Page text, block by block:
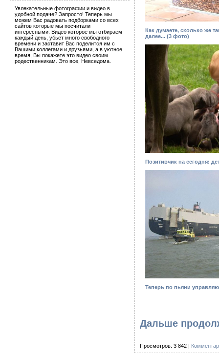
Увлекательные фотографии и видео в
удобной подаче? Запросто! Теперь мы
можем Вас радовать подборками со всех
сайтов которые мы посчитали
интересными. Видео которое мы отбираем
каждый день, убьет много свободного
времени и заставит Вас поделится им с
Вашими коллегами и друзьями, а в уютное
время, Вы покажете это видео своим
родественникам. Это все, Невседома.
Как думаете, сколько же
далее... (3 фото)
Позитивчик на сегодня:
Теперь по пьяни
Дальше
Просмотров: 3 842 |